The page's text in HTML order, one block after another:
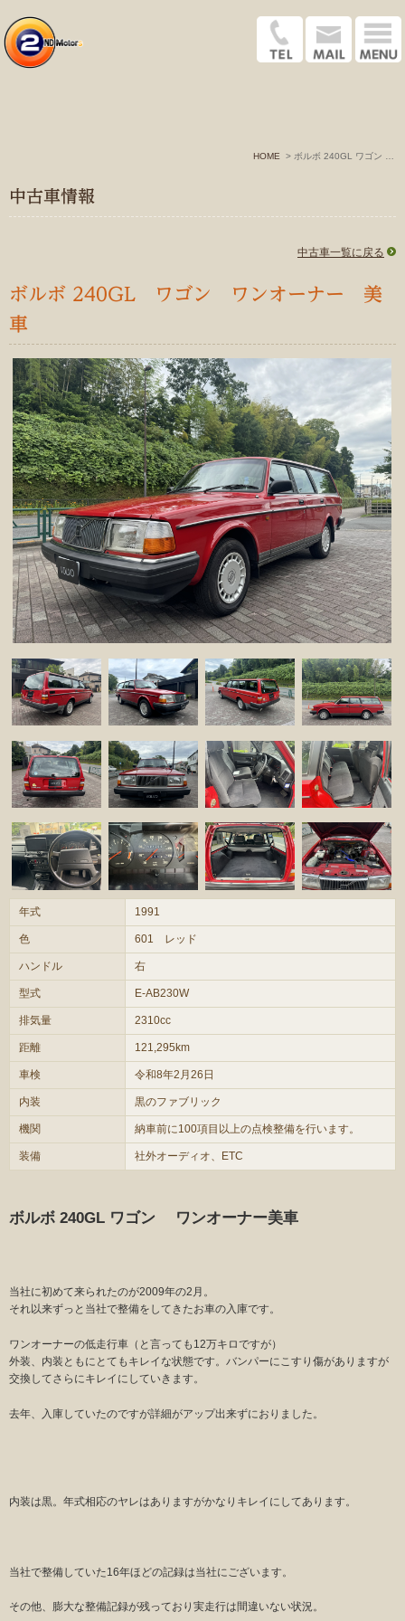
HOME
中古車情報
中古車一覧に戻る
ボルボ 240GL ワゴン ワンオーナー 美
車
年式 1991
色 601 レッド
ハンドル 右
型式 E-AB230W
排気量 2310cc
距離 121,295km
車検 令和8年2月26日
内装 黒のファブリック
機関 納車前に100項目以上の点検整備を行います。
装備 社外オーディオ、ETC
ボルボ 240GL ワゴン ワンオーナー美車
当社に初めて来られたのが2009年の2月。
それ以来ずっと当社で整備をしてきたお車の入庫です。
ワンオーナーの低走行車（と言っても12万キロですが）
外装、内装ともにとてもキレイな状態です。バンパーにこすり傷がありますが
交換してさらにキレイにしていきます。
去年、入庫していたのですが詳細がアップ出来ずにおりました。
内装は黒。年式相応のヤレはありますがかなりキレイにしてあります。
当社で整備していた16年ほどの記録は当社にございます。
その他、膨大な整備記録が残っており実走行は間違いない状況。